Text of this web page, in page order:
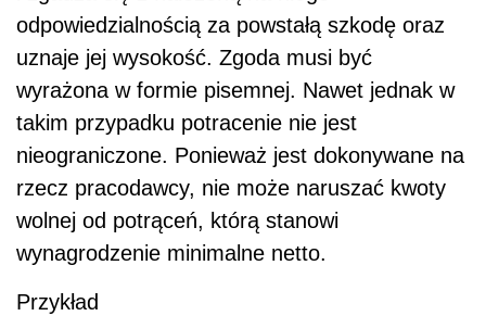
odpowiedzialnością za powstałą szkodę oraz
uznaje jej wysokość. Zgoda musi być
wyrażona w formie pisemnej. Nawet jednak w
takim przypadku potracenie nie jest
nieograniczone. Ponieważ jest dokonywane na
rzecz pracodawcy, nie może naruszać kwoty
wolnej od potrąceń, którą stanowi
wynagrodzenie minimalne netto.
Przykład